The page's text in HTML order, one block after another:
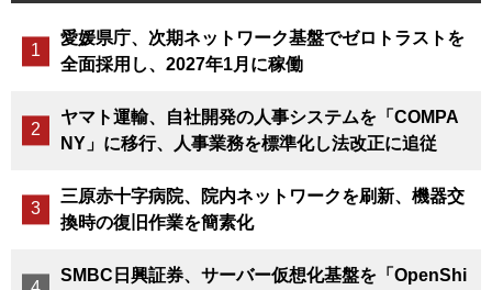
愛媛県庁、次期ネットワーク基盤でゼロトラストを
全面採用し、2027年1月に稼働
ヤマト運輸、自社開発の人事システムを「COMPA
NY」に移行、人事業務を標準化し法改正に追従
三原赤十字病院、院内ネットワークを刷新、機器交
換時の復旧作業を簡素化
SMBC日興証券、サーバー仮想化基盤を「OpenShi